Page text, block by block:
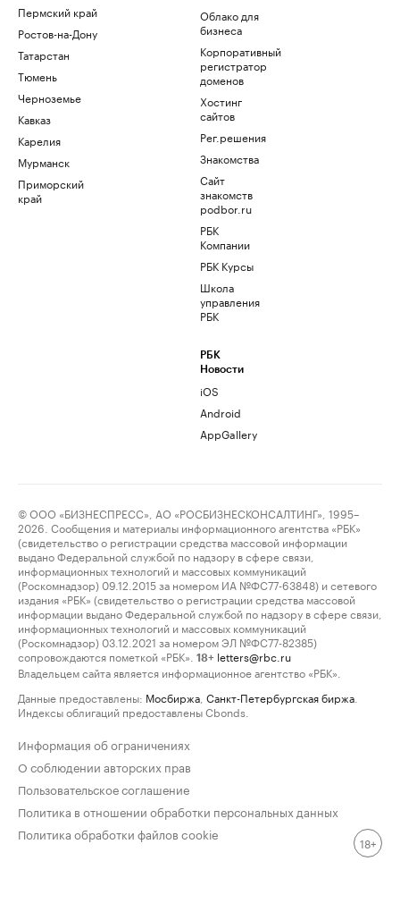
Пермский край
Ростов-на-Дону
Татарстан
Тюмень
Черноземье
Кавказ
Карелия
Мурманск
Приморский
край
Облако для
бизнеса
Корпоративный
регистратор
доменов
Хостинг
сайтов
Рег.решения
Знакомства
Сайт
знакомств
podbor.ru
РБК
Компании
РБК Курсы
Школа
управления
РБК
РБК
Новости
iOS
Android
AppGallery
© ООО «БИЗНЕСПРЕСС», АО «РОСБИЗНЕСКОНСАЛТИНГ», 1995–
2026. Сообщения и материалы информационного агентства «РБК»
(свидетельство о регистрации средства массовой информации
выдано Федеральной службой по надзору в сфере связи,
информационных технологий и массовых коммуникаций
(Роскомнадзор) 09.12.2015 за номером ИА №ФС77-63848) и сетевого
издания «РБК» (свидетельство о регистрации средства массовой
информации выдано Федеральной службой по надзору в сфере связи,
информационных технологий и массовых коммуникаций
(Роскомнадзор) 03.12.2021 за номером ЭЛ №ФС77-82385)
сопровождаются пометкой «РБК».
18+ letters@rbc.ru
Владельцем сайта является информационное агентство «РБК».
Данные предоставлены: Мосбиржа Санкт-Петербургская биржа
Индексы облигаций предоставлены Cbonds.
Информация об ограничениях
О соблюдении авторских прав
Пользовательское соглашение
Политика в отношении обработки персональных данных
Политика обработки файлов cookie
18+